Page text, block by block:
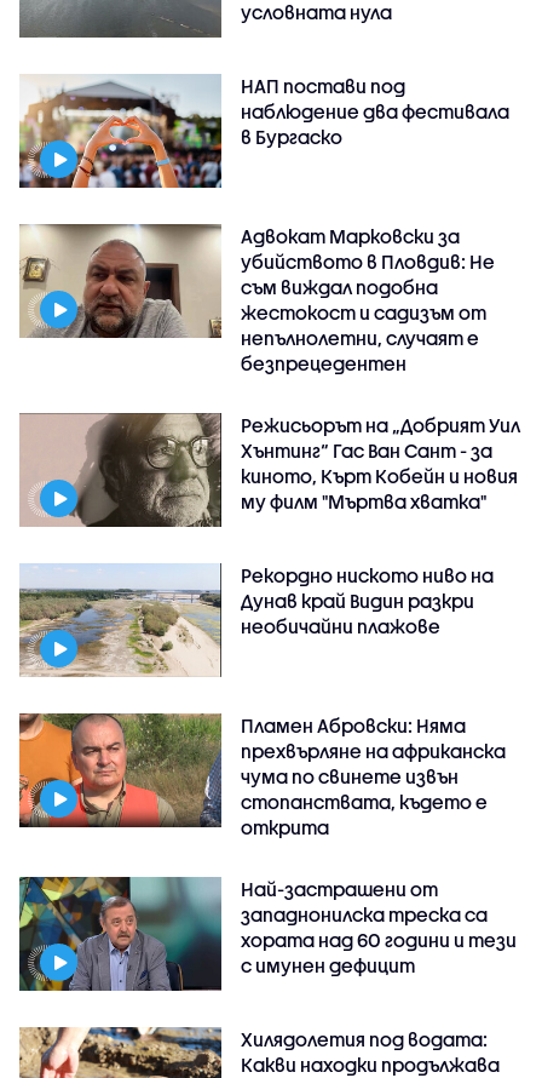
условната нула
НАП постави под
наблюдение два фестивала
в Бургаско
Адвокат Марковски за
убийството в Пловдив: Не
съм виждал подобна
жестокост и садизъм от
непълнолетни, случаят е
безпрецедентен
Режисьорът на „Добрият Уил
Хънтинг“ Гас Ван Сант - за
киното, Кърт Кобейн и новия
му филм "Мъртва хватка"
Рекордно ниското ниво на
Дунав край Видин разкри
необичайни плажове
Пламен Абровски: Няма
прехвърляне на африканска
чума по свинете извън
стопанствата, където е
открита
Най-застрашени от
западнонилска треска са
хората над 60 години и тези
с имунен дефицит
Хилядолетия под водата:
Какви находки продължава